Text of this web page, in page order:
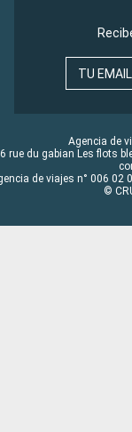
TU EMAIL
Agencia de
rue du gabian Les flots
de viajes n° 006 02
©